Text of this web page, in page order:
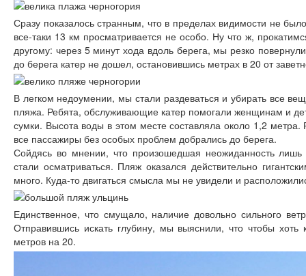
Сразу показалось странным, что в пределах видимости не
все-таки 13 км просматривается не особо. Ну что ж,
другому: через 5 минут хода вдоль берега, мы резко
до берега катер не дошел, остановившись метрах в 20 от
В легком недоумении, мы стали раздеваться и убирать все
пляжа. Ребята, обслуживающие катер помогали женщинам и
сумки. Высота воды в этом месте составляла около 1,2 метра.
все пассажиры без особых проблем добрались до берега.
Сойдясь во мнении, что произошедшая неожиданность
стали осматриваться. Пляж оказался действительно
много. Куда-то двигаться смысла мы не увидели и
Единственное, что смущало, наличие довольно сильного
Отправившись искать глубину, мы выяснили, что чтобы хоть
метров на 20.